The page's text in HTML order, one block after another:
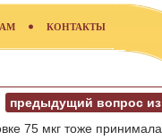
КОНТАКТЫ
предыдущий вопрос из
75 мкг тоже принимала.